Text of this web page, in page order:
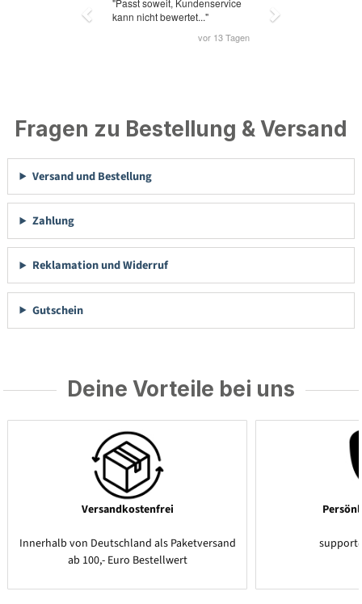
Fragen zu Bestellung & Versand
Versand und Bestellung
Zahlung
Reklamation und Widerruf
Gutschein
Deine Vorteile bei uns
Versandkostenfrei
Innerhalb von Deutschland als Paketversand
ab 100,- Euro Bestellwert